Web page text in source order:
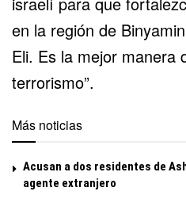
en la región de
Eli. Es la mejor manera
terrorismo”.
Más noticias
Acusan a dos residentes de
agente extranjero